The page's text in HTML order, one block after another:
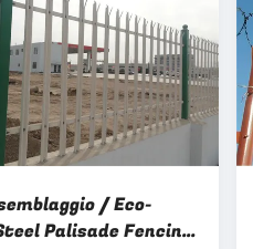
/ Eco-
Palisade Fencing